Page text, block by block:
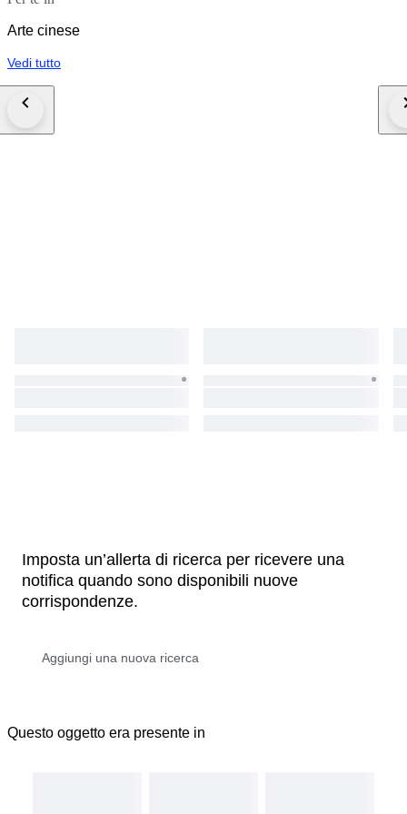
Arte cinese
Vedi tutto
Imposta un’allerta di ricerca per ricevere una
notifica quando sono disponibili nuove
corrispondenze.
Questo oggetto era presente in